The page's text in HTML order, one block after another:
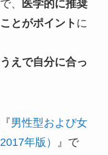
、
医学的に推奨
とがポイントに
えで自分に合っ
男性型および女
年版）
』で